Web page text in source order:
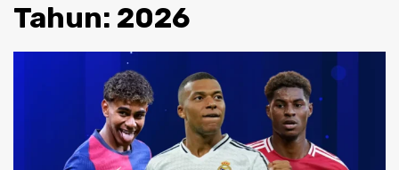
Tahun: 2026